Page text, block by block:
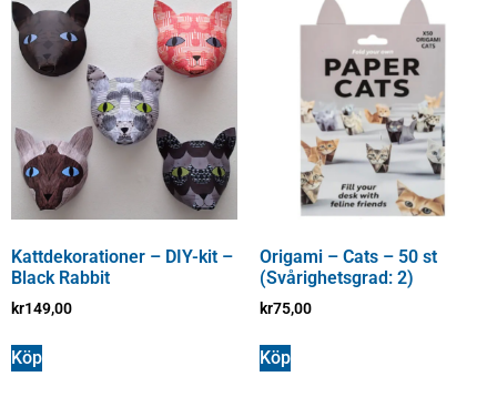
Kattdekorationer – DIY-kit –
Black Rabbit
kr149,00
Köp
Origami – Cats – 50 st
(Svårighetsgrad: 2)
kr75,00
Köp